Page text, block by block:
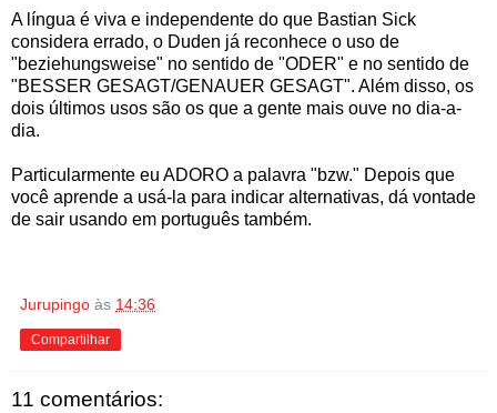
A língua é viva e independente do que Bastian Sick
considera errado, o Duden já reconhece o uso de
"beziehungsweise" no sentido de "ODER" e no sentido de
"BESSER GESAGT/GENAUER GESAGT". Além disso, os
dois últimos usos são os que a gente mais ouve no dia-a-
dia.
Particularmente eu ADORO a palavra "bzw." Depois que
você aprende a usá-la para indicar alternativas, dá vontade
de sair usando em português também.
Jurupingo às 14:36
Compartilhar
11 comentários: